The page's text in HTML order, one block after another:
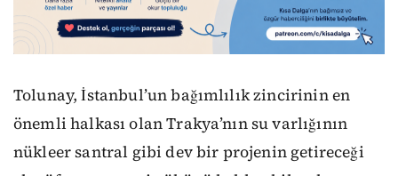
Tolunay, İstanbul’un bağımlılık zincirinin en
önemli halkası olan Trakya’nın su varlığının
nükleer santral gibi dev bir projenin getireceği